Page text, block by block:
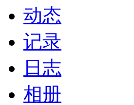
动态
记录
日志
相册